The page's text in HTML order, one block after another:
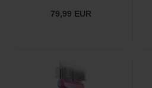
79,99 EUR